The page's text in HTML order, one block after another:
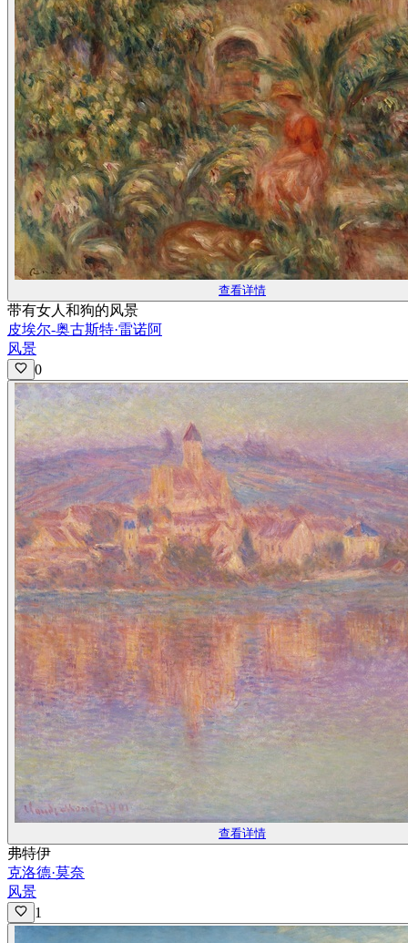
查看详情
带有女人和狗的风景
皮埃尔-奥古斯特·雷诺阿
风景
0
查看详情
弗特伊
克洛德·莫奈
风景
1